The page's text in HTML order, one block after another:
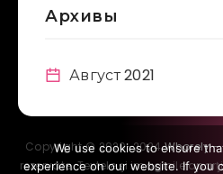
Архивы
Август 2021
Copyright © 2020-2024Whorely -
rezervate. Textele şi imaginile
We use cookies to ensure
experience on our website. If you